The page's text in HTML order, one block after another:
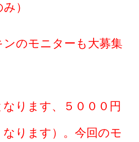
）
のモニターも大募集
なります、５０００円
ります）。今回のモ